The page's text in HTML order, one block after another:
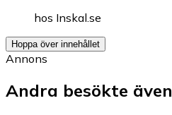
hos Inskal.se
Hoppa över innehållet
Annons
Andra besökte även